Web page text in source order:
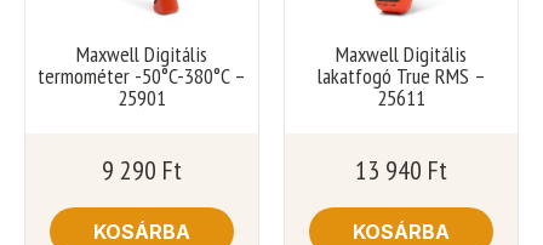
Maxwell Digitális
termométer -50°C-380°C –
25901
9 290 Ft
KOSÁRBA
Maxwell Digitális
lakatfogó True RMS –
25611
13 940 Ft
KOSÁRBA